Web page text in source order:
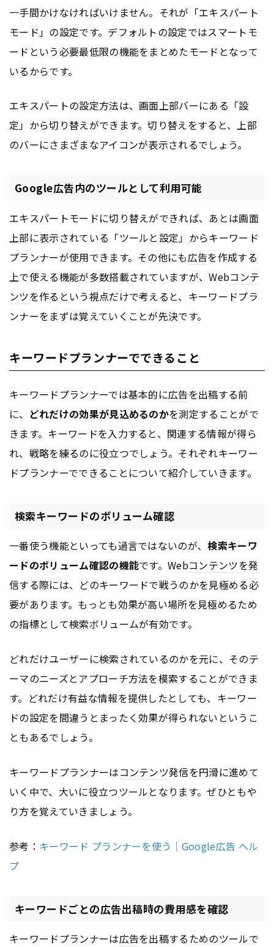
一手間かけなければいけません。それが「エキスパート
モード」の設定です。デフォルトの設定ではスマートモ
ードという必要最低限の機能をまとめたモードとなって
いるからです。
エキスパートの設定方法は、画面上部バーにある「設
定」から切り替えができます。切り替えをすると、上部
のバーにさまざまなアイコンが表示されるでしょう。
Google広告内のツールとして利用可能
エキスパートモードに切り替えができれば、あとは画面
上部に表示されている「ツールと設定」からキーワード
プランナーが使用できます。その他にも広告を作成する
上で使える機能が多数搭載されていますが、Webコンテ
ンツを作るという視点だけで考えると、キーワードプラ
ンナーをまずは覚えていくことが先決です。
キーワードプランナーでできること
キーワードプランナーでは基本的に広告を出稿する前
に、 どれだけの効果が見込めるのかを測定することがで
きます。キーワードを入力すると、関連する情報が得ら
れ、戦略を練るのに役立つでしょう。それぞれキーワー
ドプランナーでできることについて紹介していきます。
検索キーワードのボリューム確認
一番使う機能といっても過言ではないのが、検索キーワ
ードのボリューム確認の機能です。Webコンテンツを発
信する際には、どのキーワードで戦うのかを見極める必
要があります。もっとも効果が高い場所を見極めるため
の指標として検索ボリュームが有効です。
どれだけユーザーに検索されているのかを元に、そのテ
ーマのニーズとアプローチ方法を模索することができま
す。どれだけ有益な情報を提供したとしても、キーワー
ドの設定を間違うとまったく効果が得られないというこ
ともあるでしょう。
キーワードプランナーはコンテンツ発信を円滑に進めて
いく中で、大いに役立つツールとなります。ぜひともや
り方を覚えていきましょう。
参考： キーワード プランナーを使う｜Google広告 ヘル
プ
キーワードごとの広告出稿時の費用感を確認
キーワードプランナーは広告を出稿するためのツールで